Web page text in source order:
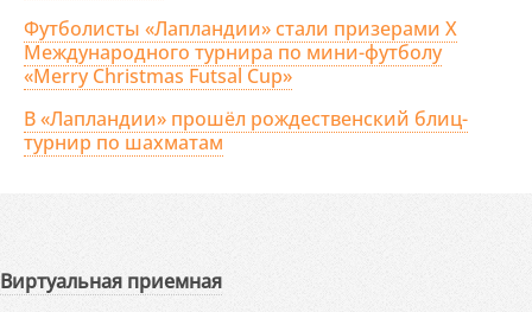
Футболисты «Лапландии» стали призерами X
Международного турнира по мини-футболу
«Merry Christmas Futsal Cup»
В «Лапландии» прошёл рождественский блиц-
турнир по шахматам
Виртуальная приемная